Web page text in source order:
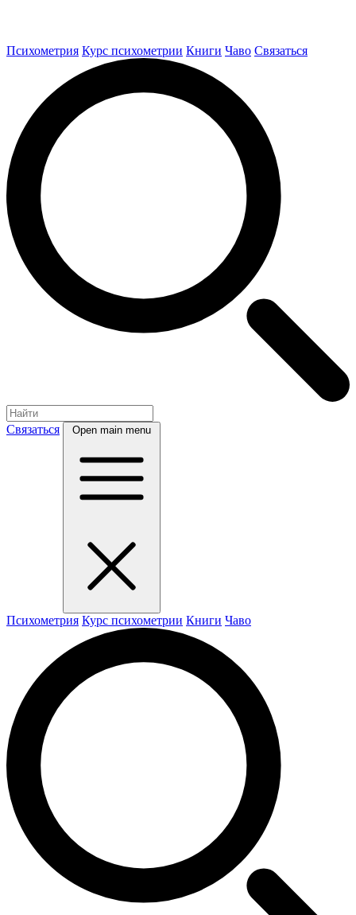
Психометрия Курс психометрии Книги Чаво Связаться
Связаться Open main menu
Психометрия Курс психометрии Книги Чаво